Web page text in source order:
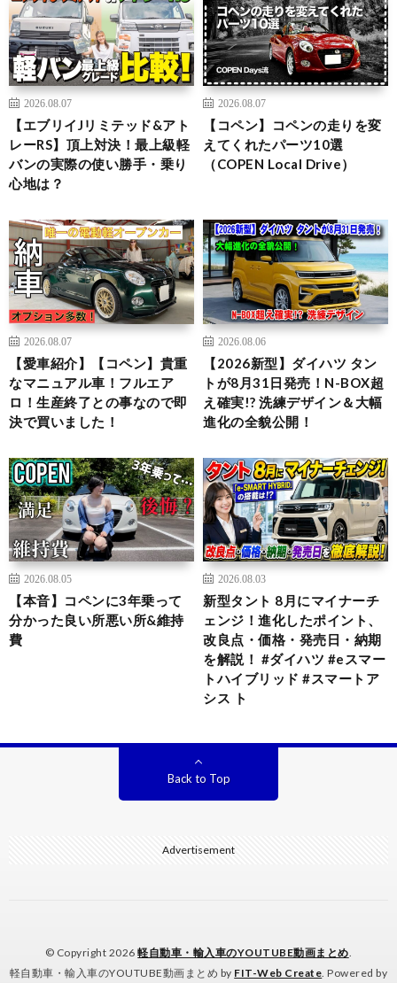
2026.08.07
【エブリイJリミテッド&アト
レーRS】頂上対決！最上級軽
バンの実際の使い勝手・乗り
心地は？
2026.08.07
【コペン】コペンの走りを変
えてくれたパーツ10選
（COPEN Local Drive）
2026.08.07
【愛車紹介】【コペン】貴重
なマニュアル車！フルエア
ロ！生産終了との事なので即
決で買いました！
2026.08.06
【2026新型】ダイハツ タン
トが8月31日発売！N-BOX超
え確実!? 洗練デザイン＆大幅
進化の全貌公開！
2026.08.05
【本音】コペンに3年乗って
分かった良い所悪い所&維持
費
2026.08.03
新型タント 8月にマイナーチ
ェンジ！進化したポイント、
改良点・価格・発売日・納期
を解説！ #ダイハツ #eスマー
トハイブリッド #スマートア
シス ト
Back to Top
Advertisement
© Copyright 2026軽自動車・輸入車のYOUTUBE動画まとめ.
軽自動車・輸入車のYOUTUBE動画まとめ by FIT-Web Create. Powered by